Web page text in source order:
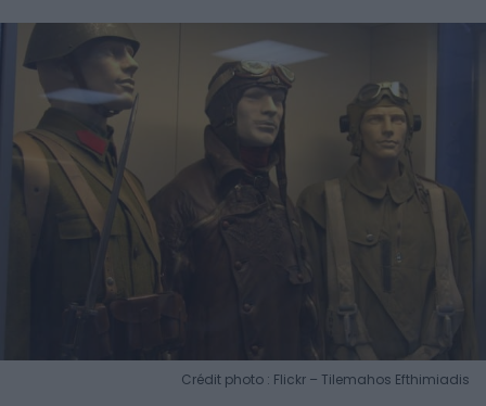
Crédit photo : Flickr – Tilemahos Efthimiadis